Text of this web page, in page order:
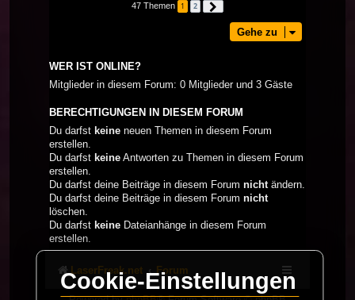
47 Themen 1 2
Gehe zu
WER IST ONLINE?
Mitglieder in diesem Forum: 0 Mitglieder und 3 Gäste
BERECHTIGUNGEN IN DIESEM FORUM
Du darfst keine neuen Themen in diesem Forum
erstellen.
Du darfst keine Antworten zu Themen in diesem Forum
erstellen.
Du darfst deine Beiträge in diesem Forum nichtändern.
Du darfst deine Beiträge in diesem Forum nicht
löschen.
Du darfst keine Dateianhänge in diesem Forum
erstellen.
LaserFreak.net Forum
Cookie-Einstellungen